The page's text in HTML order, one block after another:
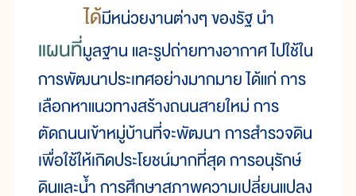
ได้มีหน่วยงานต่างๆ ของรัฐ นำ
แผนที่มูลฐาน และรูปถ่ายทางอากาศ ไปใช้ใน
การพัฒนาประเทศอย่างมากมาย ได้แก่ การ
เลือกหาแนวทางสร้างถนนสายใหม่ การ
ตัดถนนเข้าหมู่บ้านที่จะพัฒนา การสำรวจดิน
เพื่อใช้ให้เกิดประโยชน์มากที่สุด การอนุรักษ์
ดินและน้ำ การศึกษาสภาพความเปลี่ยนแปลง